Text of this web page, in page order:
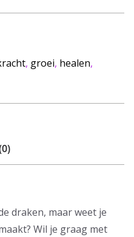
, groei, healen,
draken, maar weet je
Wil je graag met